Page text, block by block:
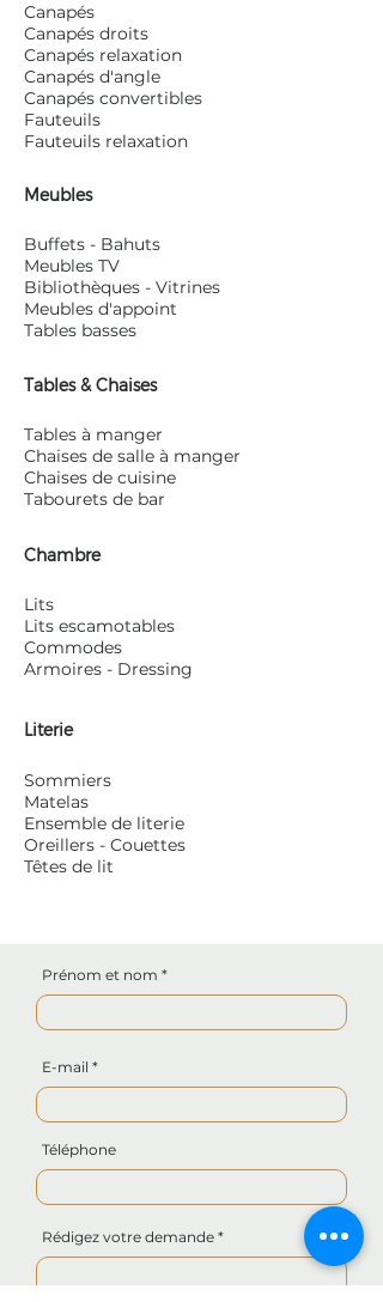
Canapés
Canapés droits
Canapés relaxation
Canapés d'angle
Canapés convertibles
Fauteuils
Fauteuils relaxation
Meubles
Buffets - Bahuts
Meubles TV
Bibliothèques - Vitrines
Meubles d'appoint
Tables basses
Tables & Chaises
Tables à manger
Chaises de salle à manger
Chaises de cuisine
Tabourets de bar
Chambre
Lits
Lits escamotables
Commodes
Armoires - Dressing
Literie
Sommiers
Matelas
Ensemble de literie
Oreillers - Couettes
Têtes de lit
Prénom et nom
E-mail
Téléphone
Rédigez votre demande